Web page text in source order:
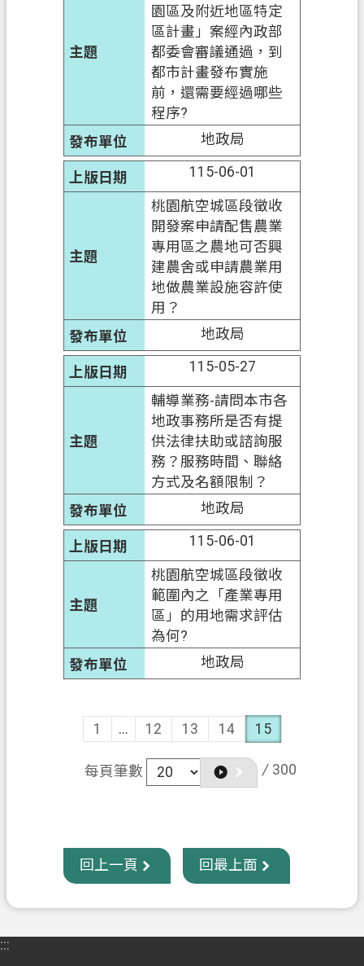
園區及附近地區特定
區計畫」案經內政部
都委會審議通過，到
都市計畫發布實施
前，還需要經過哪些
程序?
地政局
115-06-01
桃園航空城區段徵收
開發案申請配售農業
專用區之農地可否興
建農舍或申請農業用
地做農業設施容許使
用？
地政局
115-05-27
輔導業務-請問本市各
地政事務所是否有提
供法律扶助或諮詢服
務？服務時間、聯絡
方式及名額限制？
地政局
115-06-01
桃園航空城區段徵收
範圍內之「產業專用
區」的用地需求評估
為何?
地政局
1 ... 12 13 14 15
每頁筆數 / 300
回上一頁 回最上面
:::